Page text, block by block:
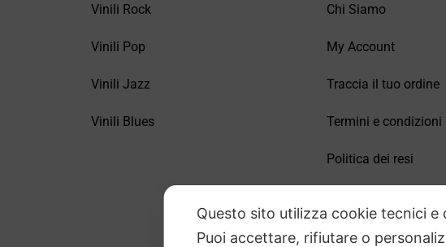
Vinili Rock
Vinili Pop
Vinili Jazz
Vinili Blues
Chi Siamo
My Account
Traccia il tuo ordine
Termini e condizioni
Politica dei resi
Questo sito utilizza cookie tecnici e
Puoi accettare, rifiutare o